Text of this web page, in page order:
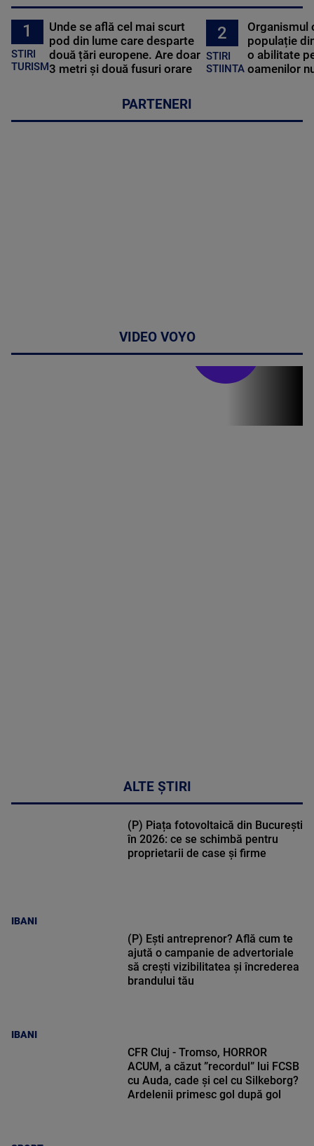
1
STIRI
TURISM
Unde se află cel mai scurt
pod din lume care desparte
două țări europene. Are doar
3 metri și două fusuri orare
2
STIRI
STIINTA
Organismul
populație
o abilitate
oamenilor
PARTENERI
VIDEO VOYO
ALTE ȘTIRI
IBANI
(P) Piața fotovoltaică din București
în 2026: ce se schimbă pentru
proprietarii de case și firme
IBANI
(P) Ești antreprenor? Află cum te
ajută o campanie de advertoriale
să crești vizibilitatea și încrederea
brandului tău
CFR Cluj - Tromso, HORROR
ACUM, a căzut ”recordul” lui FCSB
cu Auda, cade și cel cu Silkeborg?
Ardelenii primesc gol după gol